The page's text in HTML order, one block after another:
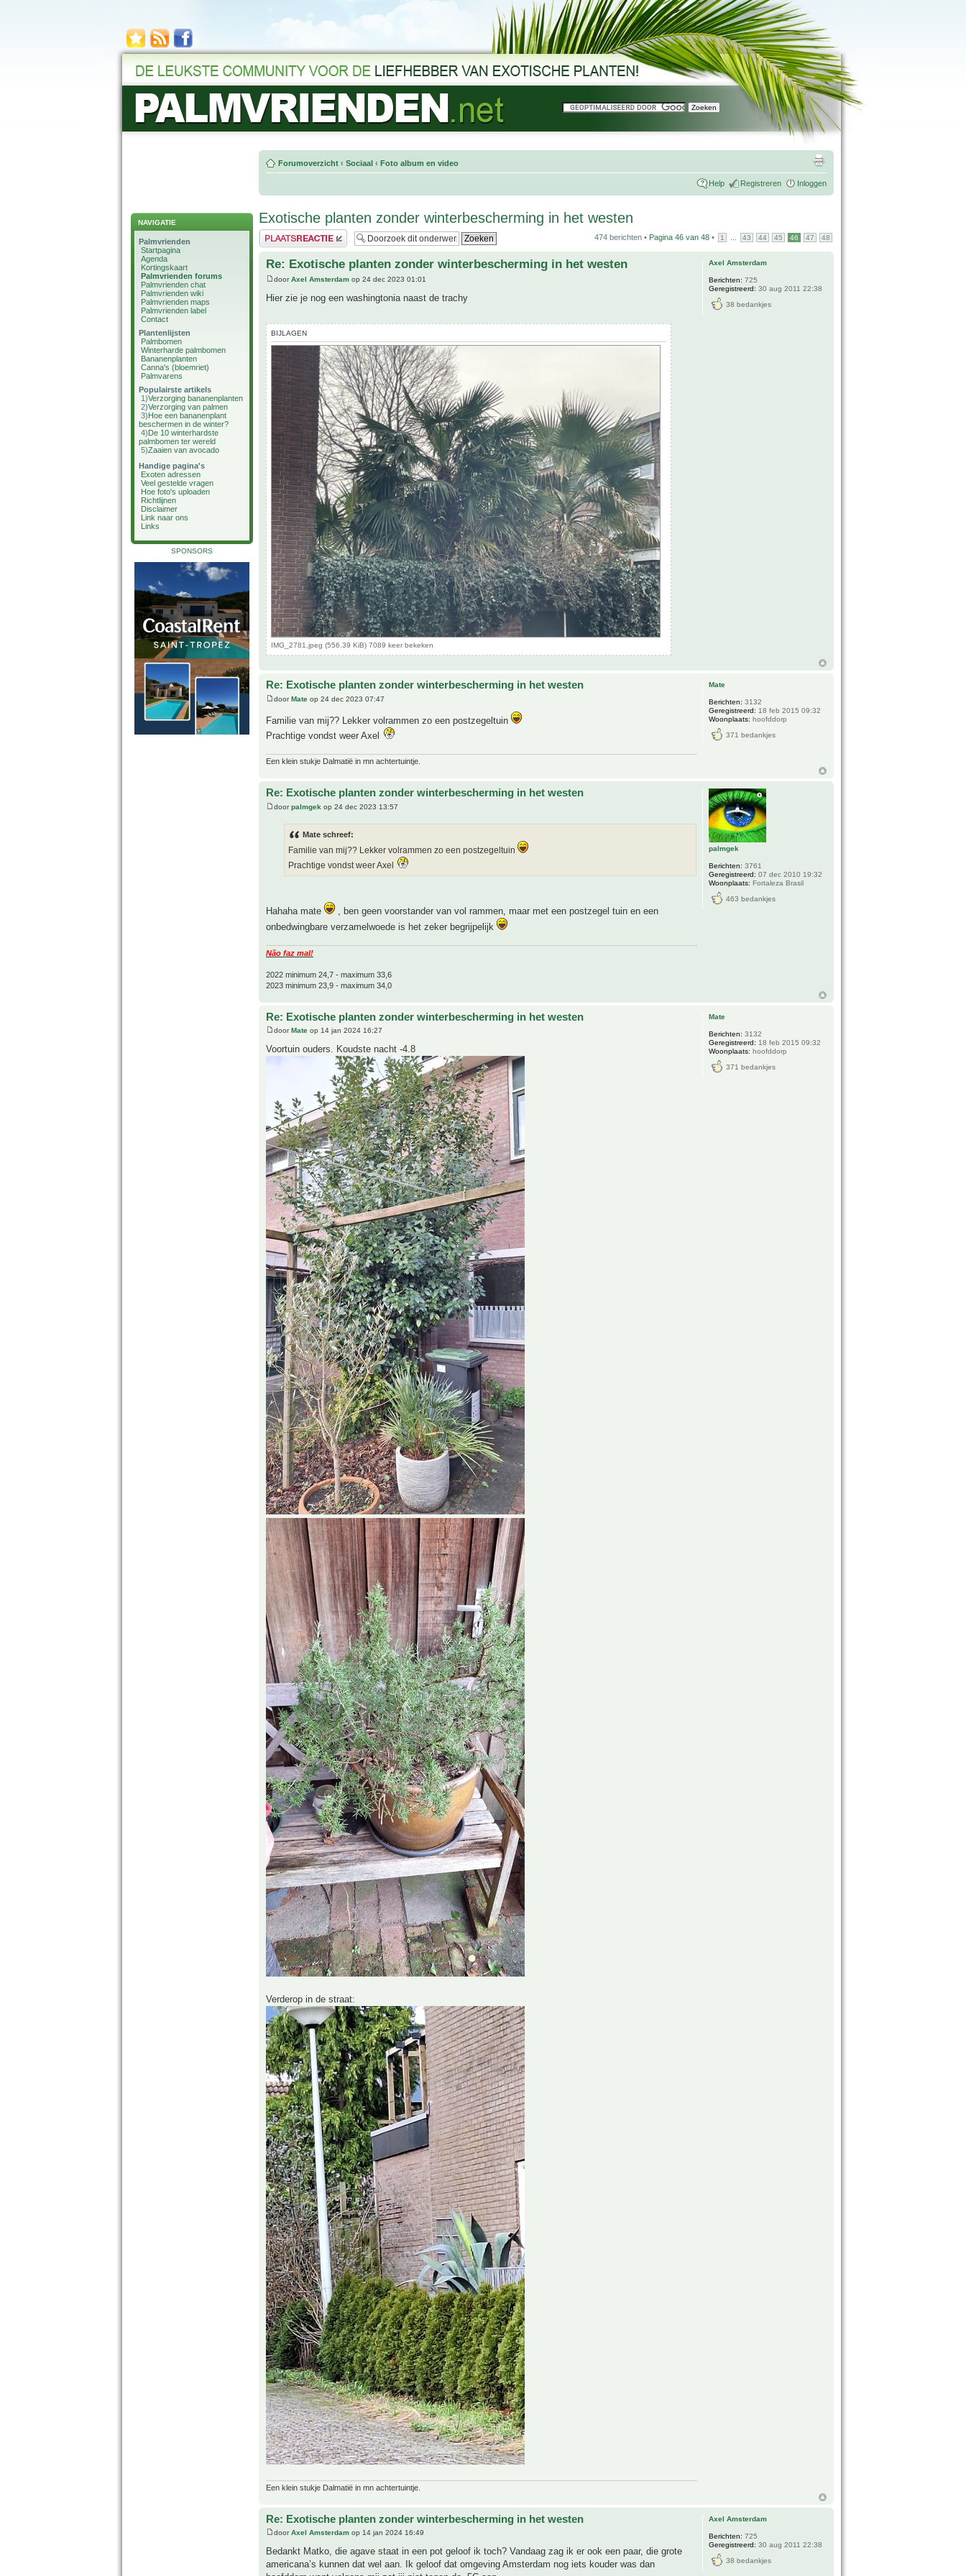
NAVIGATIE
Palmvrienden
Startpagina
Agenda
Kortingskaart
Palmvrienden forums
Palmvrienden chat
Palmvrienden wiki
Palmvrienden maps
Palmvrienden label
Contact
Plantenlijsten
Palmbomen
Winterharde palmbomen
Bananenplanten
Canna's (bloemriet)
Palmvarens
Populairste artikels
1)Verzorging bananenplanten
2)Verzorging van palmen
3)Hoe een bananenplant
beschermen in de winter?
4)De 10 winterhardste
palmbomen ter wereld
5)Zaaien van avocado
Handige pagina's
Exoten adressen
Veel gestelde vragen
Hoe foto's uploaden
Richtlijnen
Disclaimer
Link naar ons
Links
SPONSORS
Forumoverzicht ‹ Sociaal ‹ Foto album en video
Help Registreren Inloggen
Exotische planten zonder winterbescherming in het westen
Plaats een reactie 474 berichten • Pagina 46 van 48 • 1 43 44 45 46 47 48
Re: Exotische planten zonder winterbescherming in het westen
doorAxel Amsterdam op 24 dec 2023 01:01
Hier zie je nog een washingtonia naast de trachy
BIJLAGEN
IMG_2781.jpeg (556.39 KiB) 7089 keer bekeken
Axel Amsterdam
Berichten: 725
Geregistreerd: 30 aug 2011 22:38
38 bedankjes
Re: Exotische planten zonder winterbescherming in het westen
doorMate op 24 dec 2023 07:47
Familie van mij?? Lekker volrammen zo een postzegeltuin
Prachtige vondst weer Axel
Een klein stukje Dalmatië in mn achtertuintje.
Mate
Berichten: 3132
Geregistreerd: 18 feb 2015 09:32
Woonplaats: hoofddorp
371 bedankjes
Re: Exotische planten zonder winterbescherming in het westen
doorpalmgek op 24 dec 2023 13:57
Mate schreef:
Familie van mij?? Lekker volrammen zo een postzegeltuin
Prachtige vondst weer Axel
Hahaha mate
, ben geen voorstander van vol rammen, maar met een postzegel tuin en een
onbedwingbare verzamelwoede is het zeker begrijpelijk
Não faz mal!
2022 minimum 24,7 - maximum 33,6
2023 minimum 23,9 - maximum 34,0
palmgek
Berichten: 3761
Geregistreerd: 07 dec 2010 19:32
Woonplaats: Fortaleza Brasil
463 bedankjes
Re: Exotische planten zonder winterbescherming in het westen
doorMate op 14 jan 2024 16:27
Voortuin ouders. Koudste nacht -4.8
Verderop in de straat:
Een klein stukje Dalmatië in mn achtertuintje.
Mate
Berichten: 3132
Geregistreerd: 18 feb 2015 09:32
Woonplaats: hoofddorp
371 bedankjes
Re: Exotische planten zonder winterbescherming in het westen
doorAxel Amsterdam op 14 jan 2024 16:49
Bedankt Matko, die agave staat in een pot geloof ik toch? Vandaag zag ik er ook een paar, die grote
americana’s kunnen dat wel aan. Ik geloof dat omgeving Amsterdam nog iets kouder was dan
Axel Amsterdam
Berichten: 725
Geregistreerd: 30 aug 2011 22:38
38 bedankjes